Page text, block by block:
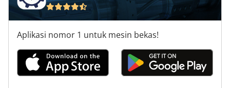
Aplikasi nomor 1 untuk mesin bekas!